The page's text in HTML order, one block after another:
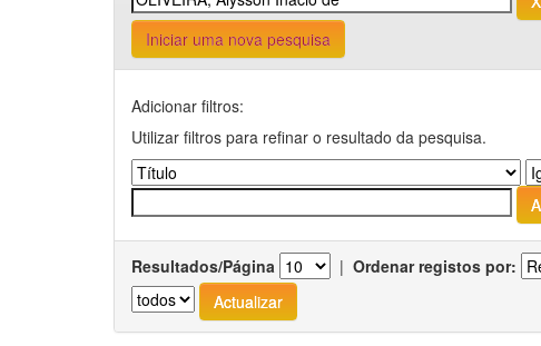
Iniciar uma nova pesquisa
Adicionar filtros:
Utilizar filtros para refinar o resultado da pesquisa.
Resultados/Página | Ordenar registos por: